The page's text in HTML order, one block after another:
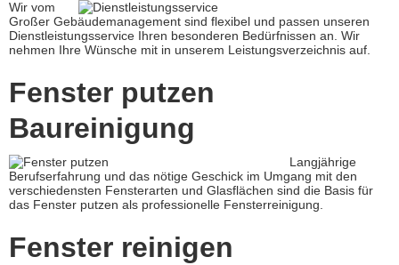
Wir vom
Großer Gebäudemanagement sind flexibel und passen unseren
Dienstleistungsservice Ihren besonderen Bedürfnissen an. Wir
nehmen Ihre Wünsche mit in unserem Leistungsverzeichnis auf.
Fenster putzen
Baureinigung
Langjährige
Berufserfahrung und das nötige Geschick im Umgang mit den
verschiedensten Fensterarten und Glasflächen sind die Basis für
das Fenster putzen als professionelle Fensterreinigung.
Fenster reinigen